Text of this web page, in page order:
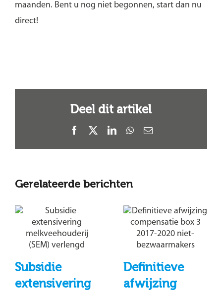
maanden. Bent u nog niet begonnen, start dan nu
direct!
Deel dit artikel
Facebook
X LinkedInWhatsApp
E-
Gerelateerde berichten
Subsidie
extensivering
Definitieve
afwijzing